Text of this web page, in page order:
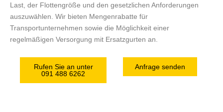
Last, der Flottengröße und den gesetzlichen Anforderungen
auszuwählen. Wir bieten Mengenrabatte für
Transportunternehmen sowie die Möglichkeit einer
regelmäßigen Versorgung mit Ersatzgurten an.
Rufen Sie an unter
091 488 6262
Anfrage senden